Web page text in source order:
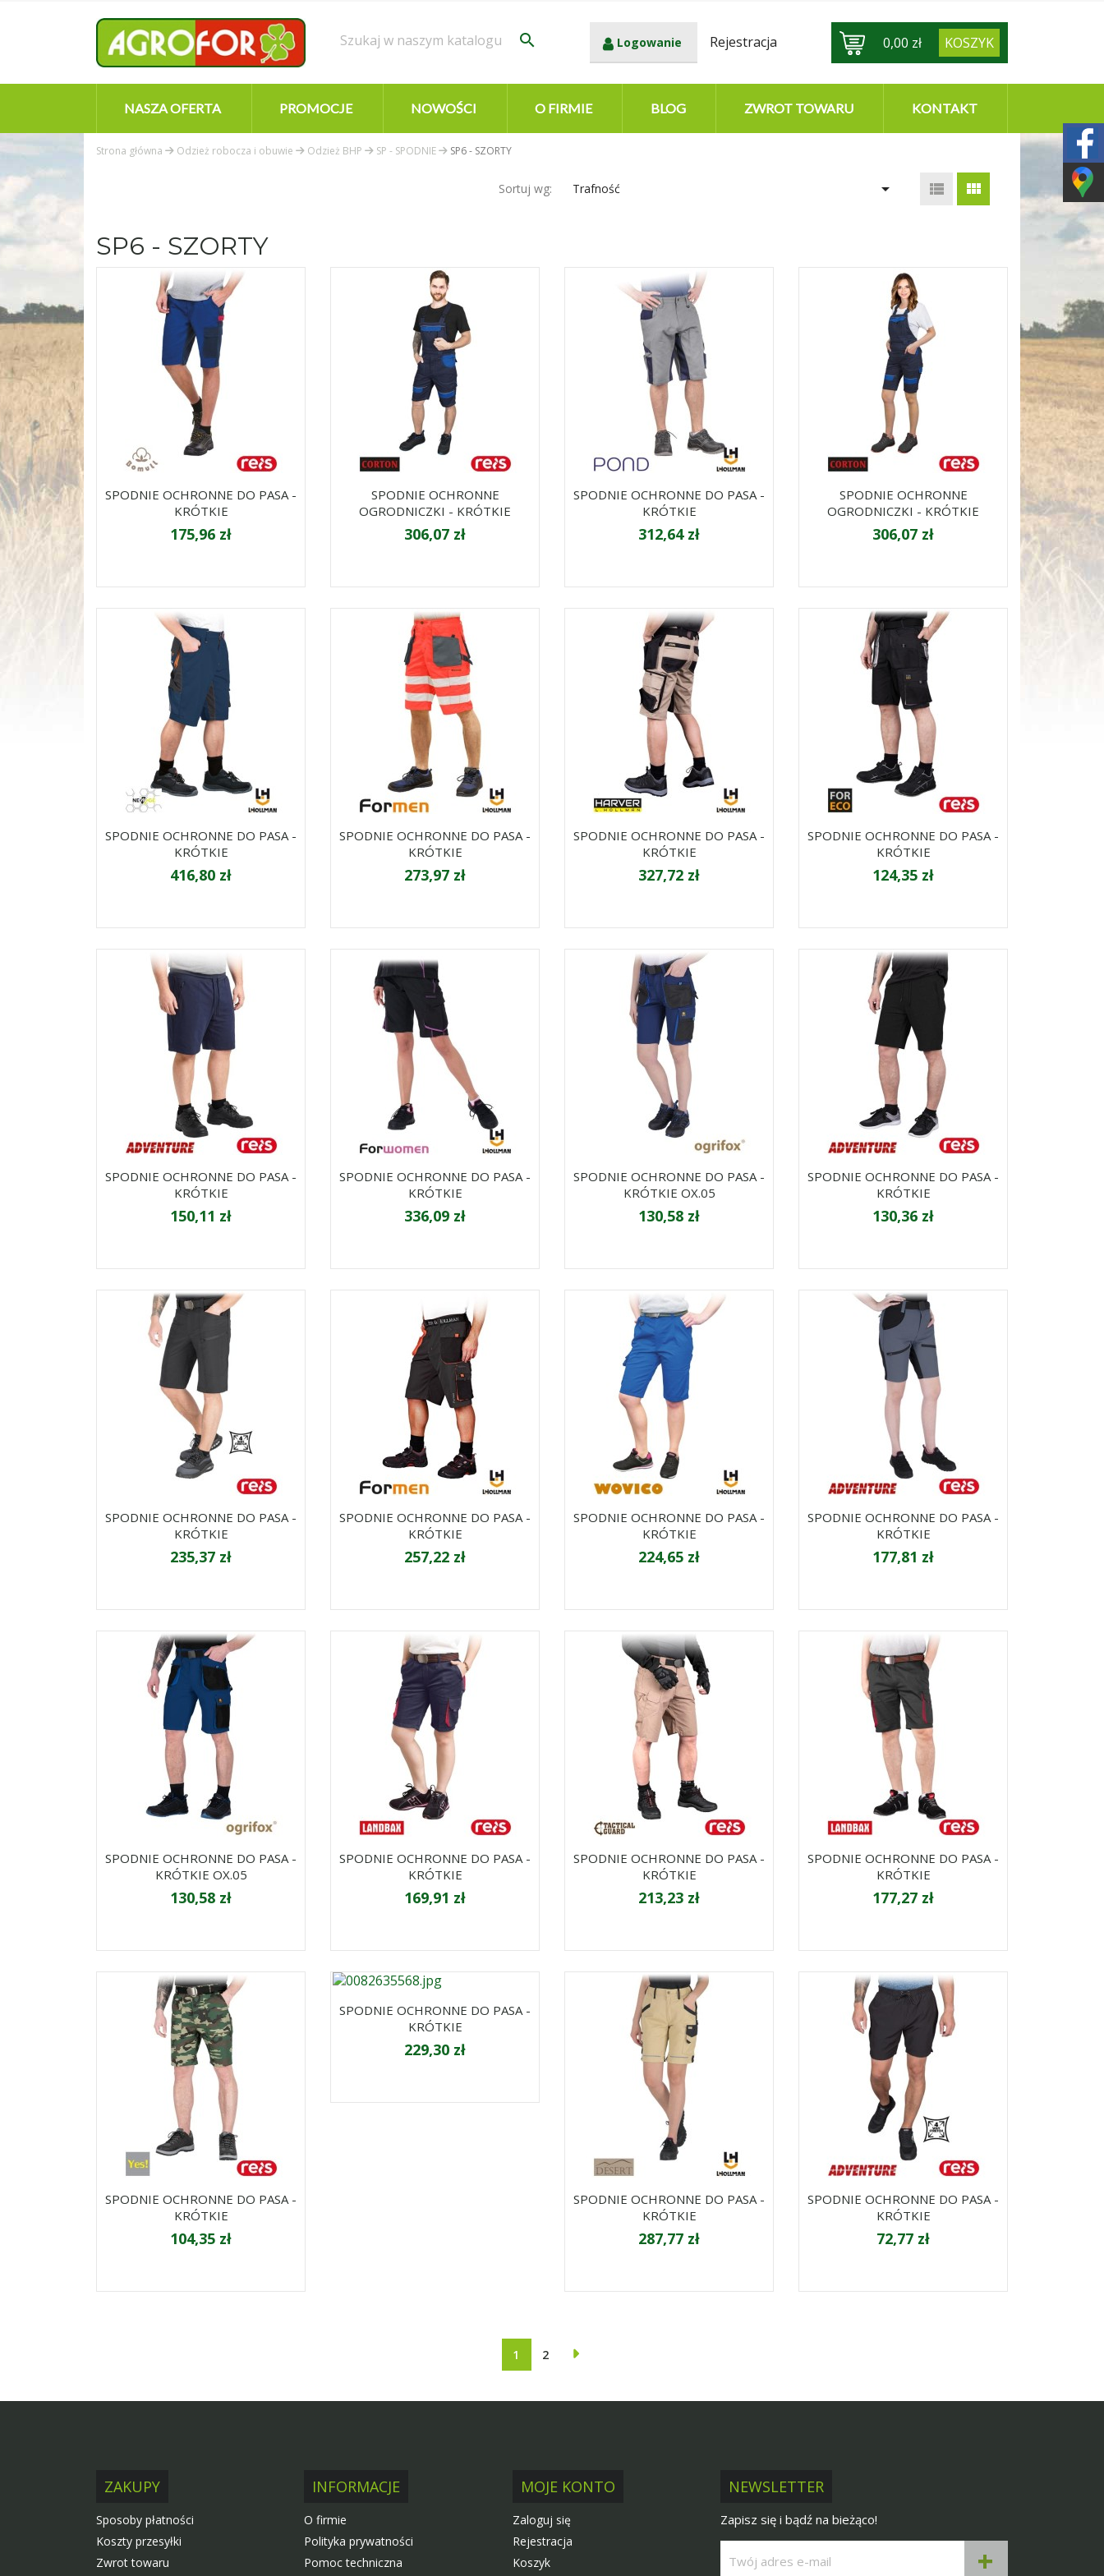
search Logowanie Rejestracja 0,00 zł KOSZYK
NASZA OFERTA PROMOCJE NOWOŚCI O FIRMIE BLOG ZWROT TOWARU KONTAKT
Strona główna Odzież robocza i obuwie Odzież BHP SP - SPODNIE SP6 - SZORTY
Sortuj wg: Trafność   
SP6 - SZORTY
SPODNIE OCHRONNE DO PASA -
KRÓTKIE
175,96 zł
SPODNIE OCHRONNE
OGRODNICZKI - KRÓTKIE
306,07 zł
SPODNIE OCHRONNE DO PASA -
KRÓTKIE
312,64 zł
SPODNIE OCHRONNE
OGRODNICZKI - KRÓTKIE
306,07 zł
SPODNIE OCHRONNE DO PASA -
KRÓTKIE
416,80 zł
SPODNIE OCHRONNE DO PASA -
KRÓTKIE
273,97 zł
SPODNIE OCHRONNE DO PASA -
KRÓTKIE
327,72 zł
SPODNIE OCHRONNE DO PASA -
KRÓTKIE
124,35 zł
SPODNIE OCHRONNE DO PASA -
KRÓTKIE
150,11 zł
SPODNIE OCHRONNE DO PASA -
KRÓTKIE
336,09 zł
SPODNIE OCHRONNE DO PASA -
KRÓTKIE OX.05
130,58 zł
SPODNIE OCHRONNE DO PASA -
KRÓTKIE
130,36 zł
SPODNIE OCHRONNE DO PASA -
KRÓTKIE
235,37 zł
SPODNIE OCHRONNE DO PASA -
KRÓTKIE
257,22 zł
SPODNIE OCHRONNE DO PASA -
KRÓTKIE
224,65 zł
SPODNIE OCHRONNE DO PASA -
KRÓTKIE
177,81 zł
SPODNIE OCHRONNE DO PASA -
KRÓTKIE OX.05
130,58 zł
SPODNIE OCHRONNE DO PASA -
KRÓTKIE
169,91 zł
SPODNIE OCHRONNE DO PASA -
KRÓTKIE
213,23 zł
SPODNIE OCHRONNE DO PASA -
KRÓTKIE
177,27 zł
SPODNIE OCHRONNE DO PASA -
KRÓTKIE
104,35 zł
SPODNIE OCHRONNE DO PASA -
KRÓTKIE
229,30 zł
SPODNIE OCHRONNE DO PASA -
KRÓTKIE
287,77 zł
SPODNIE OCHRONNE DO PASA -
KRÓTKIE
72,77 zł
1 2
ZAKUPY
Sposoby płatności
Koszty przesyłki
Zwrot towaru
INFORMACJE
O firmie
Polityka prywatności
Pomoc techniczna
MOJE KONTO
Zaloguj się
Rejestracja
Koszyk
NEWSLETTER
Zapisz się i bądź na bieżąco!